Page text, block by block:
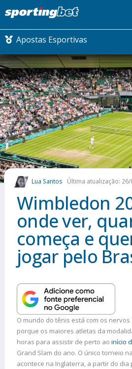
Apostas Esportivas
CONMEBOL
FUTEBOL NACIONAL
FUTEBOL
COMO APOSTAR
MAIS ESPORTES
Lua Santos Última atualização:
Wimbledon
onde ver,
começa e
jogar pelo
O mundo do tênis está com os
porque os maiores atletas da
horas para assistir de perto ao início
Grand Slam do ano. O único torneio
acontece na Inglaterra, a partir do dia